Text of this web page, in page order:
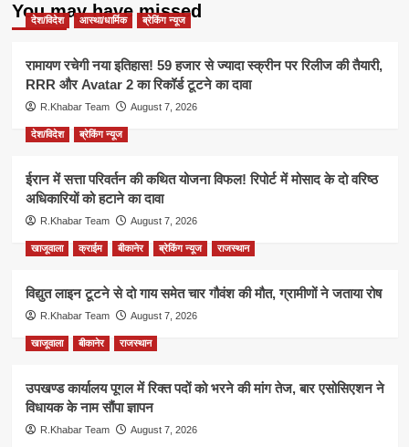
You may have missed
देश/विदेश आस्था/धार्मिक ब्रेकिंग न्यूज
रामायण रचेगी नया इतिहास! 59 हजार से ज्यादा स्क्रीन पर रिलीज की तैयारी,
RRR और Avatar 2 का रिकॉर्ड टूटने का दावा
R.Khabar Team August 7, 2026
देश/विदेश ब्रेकिंग न्यूज
ईरान में सत्ता परिवर्तन की कथित योजना विफल! रिपोर्ट में मोसाद के दो वरिष्ठ
अधिकारियों को हटाने का दावा
R.Khabar Team August 7, 2026
खाजूवाला क्राईम बीकानेर ब्रेकिंग न्यूज राजस्थान
विद्युत लाइन टूटने से दो गाय समेत चार गौवंश की मौत, ग्रामीणों ने जताया रोष
R.Khabar Team August 7, 2026
खाजूवाला बीकानेर राजस्थान
उपखण्ड कार्यालय पूगल में रिक्त पदों को भरने की मांग तेज, बार एसोसिएशन ने
विधायक के नाम सौंपा ज्ञापन
R.Khabar Team August 7, 2026